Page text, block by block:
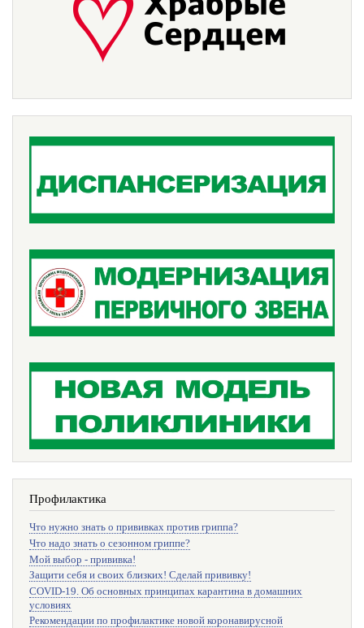
Профилактика
Что нужно знать о прививках против гриппа?
Что надо знать о сезонном гриппе?
Мой выбор - прививка!
Защити себя и своих близких! Сделай прививку!
COVID-19. Об основных принципах карантина в домашних
условиях
Рекомендации по профилактике новой коронавирусной